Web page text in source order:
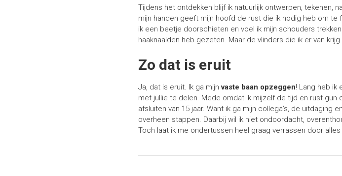
Tijdens het ontdekken blijf ik natuurlijk ontwerpen, tekenen,
mijn handen geeft mijn hoofd de rust die ik nodig heb om te
ik een beetje doorschieten en voel ik mijn schouders
haaknaalden heb gezeten. Maar de vlinders die ik er van
Zo dat is eruit
Ja, dat is eruit. Ik ga mijnvaste baan opzeggen! Lang heb ik
met jullie te delen. Mede omdat ik mijzelf de tijd en rust
afsluiten van 15 jaar. Want ik ga mijn collega’s, de
overheen stappen. Daarbij wil ik niet ondoordacht,
Toch laat ik me ondertussen heel graag verrassen door